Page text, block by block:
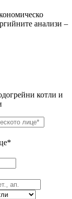
анализи –
котли и